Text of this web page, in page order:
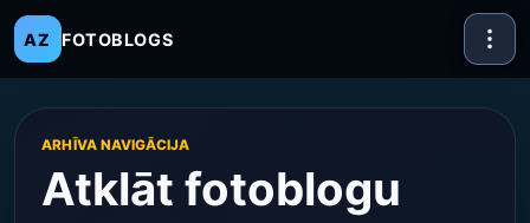
AZ FOTOBLOGS
ARHĪVA NAVIGĀCIJA
Atklāt fotoblogu